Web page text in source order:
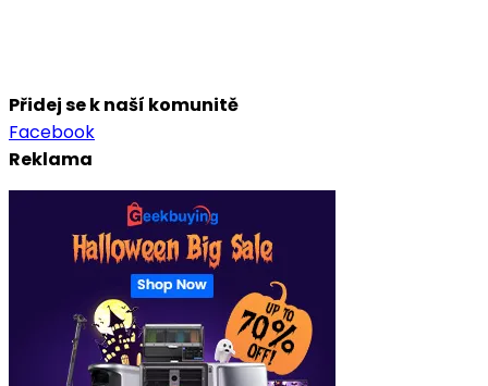
Přidej se k naší komunitě
Facebook
Reklama